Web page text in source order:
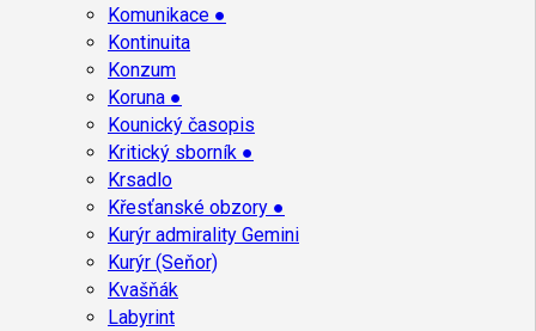
Komunikace ●
Kontinuita
Konzum
Koruna ●
Kounický časopis
Kritický sborník ●
Krsadlo
Křesťanské obzory ●
Kurýr admirality Gemini
Kurýr (Seňor)
Kvašňák
Labyrint